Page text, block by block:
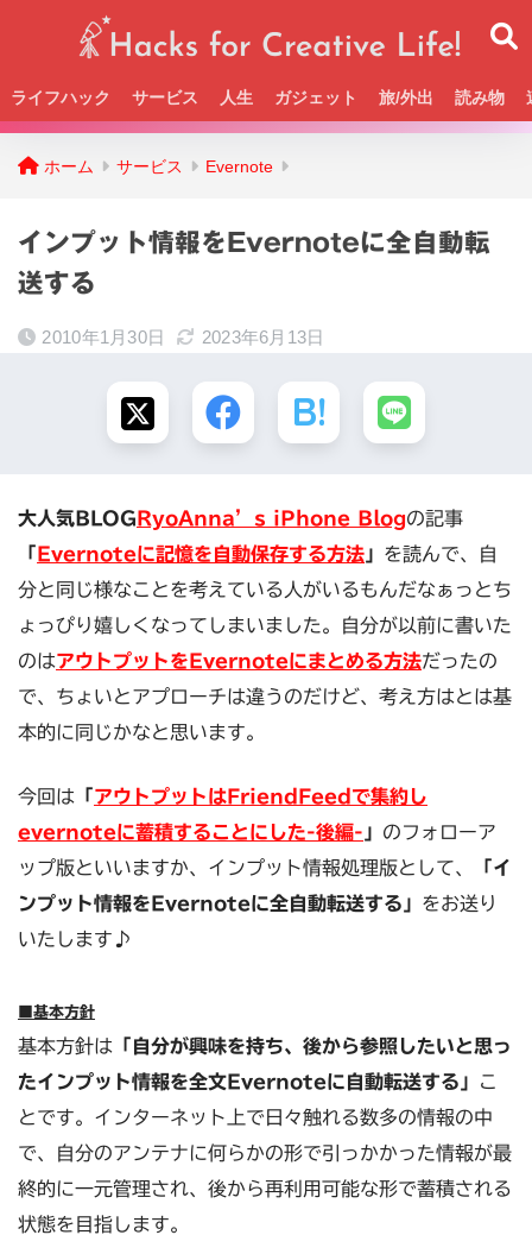
ライフハック サービス 人生 ガジェット 旅/外出 読み物
Beckの活動＆SNSまとめはこちら
ホーム サービス Evernote
インプット情報をEvernoteに全自動転
送する
2010年1月30日 2023年6月13日
大人気BLOGRyoAnna’s iPhone Blogの記事
「Evernoteに記憶を自動保存する方法 」 を読んで、自
分と同じ様なことを考えている人がいるもんだなぁっとち
ょっぴり嬉しくなってしまいました。自分が以前に書いた
のはアウトプットをEvernoteにまとめる方法だったの
で、ちょいとアプローチは違うのだけど、考え方はとは基
本的に同じかなと思います。
今回は 「アウトプットはFriendFeedで集約し
evernoteに蓄積することにした-後編- 」 のフォローア
ップ版といいますか、インプット情報処理版として、
「イ
ンプット情報をEvernoteに全自動転送する」 をお送り
いたします♪
■基本方針
基本方針は 「自分が興味を持ち、後から参照したいと思っ
たインプット情報を全文Evernoteに自動転送する」
こ
とです。インターネット上で日々触れる数多の情報の中
で、自分のアンテナに何らかの形で引っかかった情報が最
終的に一元管理され、後から再利用可能な形で蓄積される
状態を目指します。